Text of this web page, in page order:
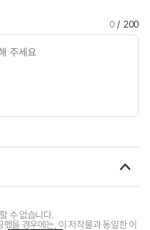
0/ 200
수 없습니다.
을 경우에는, 이 저작물과 동일한 이